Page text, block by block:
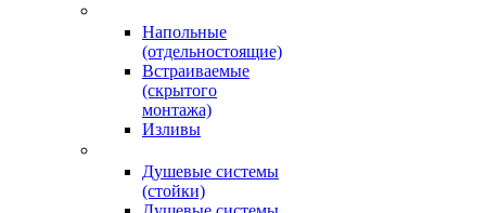
Напольные
(отдельностоящие)
Встраиваемые
(скрытого
монтажа)
Изливы
Душевые системы
(стойки)